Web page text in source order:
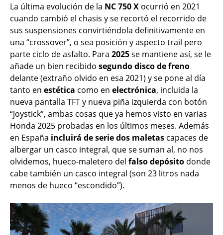
La última evolución de la NC 750 X ocurrió en 2021
cuando cambió el chasis y se recortó el recorrido de
sus suspensiones convirtiéndola definitivamente en
una “crossover”, o sea posición y aspecto trail pero
parte ciclo de asfalto. Para 2025se mantiene así, se le
añade un bien recibido segundo disco de freno
delante (extraño olvido en esa 2021) y se pone al día
tanto en estética como en electrónica, incluida la
nueva pantalla TFT y nueva piña izquierda con botón
“joystick”, ambas cosas que ya hemos visto en varias
Honda 2025 probadas en los últimos meses. Además
en España incluirá de serie dos maletas capaces de
albergar un casco integral, que se suman al, no nos
olvidemos, hueco-maletero del falso depósito donde
cabe también un casco integral (son 23 litros nada
menos de hueco “escondido”).